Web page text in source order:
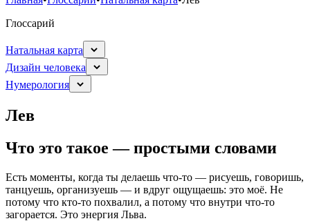
Глоссарий
Натальная карта
Дизайн человека
Нумерология
Лев
Что это такое — простыми словами
Есть моменты, когда ты делаешь что-то — рисуешь, говоришь,
танцуешь, организуешь — и вдруг ощущаешь: это моё. Не
потому что кто-то похвалил, а потому что внутри что-то
загорается. Это энергия Льва.